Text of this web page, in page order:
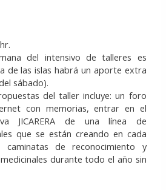
del intensivo de talleres es
de las islas habrá un aporte extra
sábado).
del taller incluye: un foro
con memorias, entrar en el
JICARERA de una línea de
que se están creando en cada
de reconocimiento y
durante todo el año sin